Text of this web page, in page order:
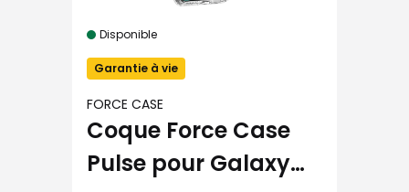
Disponible
Garantie à vie
FORCE CASE
Coque Force Case
Pulse pour Galaxy